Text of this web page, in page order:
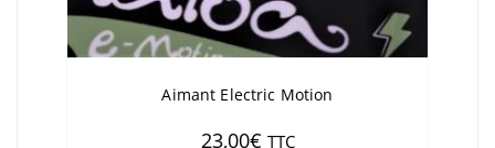
Aimant Electric Motion
23,00€ TTC